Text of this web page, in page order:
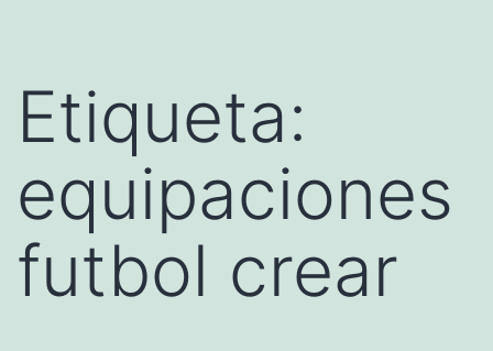
Etiqueta:
equipaciones
futbol crear